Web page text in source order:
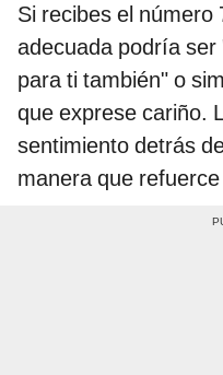
Si recibes el
adecuada podría
para ti también" o
que exprese cariño.
sentimiento detrás
manera que